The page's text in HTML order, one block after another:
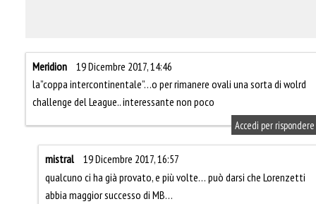
Meridion
19 Dicembre 2017, 14:46
la”coppa intercontinentale”…o per rimanere ovali una sorta di wolrd
challenge del League.. interessante non poco
Accedi per rispondere
mistral
19 Dicembre 2017, 16:57
qualcuno ci ha già provato, e più volte… può darsi che Lorenzetti
abbia maggior successo di MB…